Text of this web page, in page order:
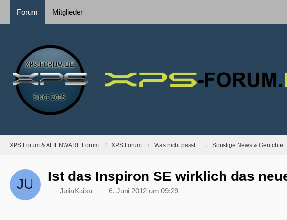
Forum Mitglieder
XPS Forum & ALIENWARE Forum XPS Forum Was nicht passt... Sonstige News & Gerüchte
Ist das Inspiron SE wirklich das
JuliaKaisa 6. Juni 2012 um 09:29